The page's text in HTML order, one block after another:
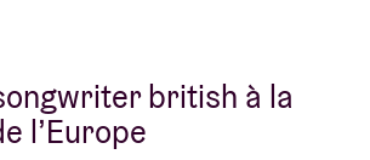
british à la
l’Europe